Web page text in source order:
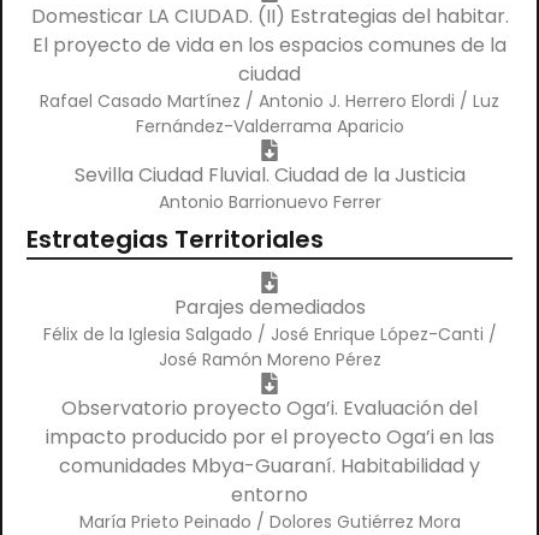
Domesticar LA CIUDAD. (II) Estrategias del habitar.
El proyecto de vida en los espacios comunes de la
ciudad
Rafael Casado Martínez / Antonio J. Herrero Elordi / Luz
Fernández-Valderrama Aparicio
Sevilla Ciudad Fluvial. Ciudad de la Justicia
Antonio Barrionuevo Ferrer
Estrategias Territoriales
Parajes demediados
Félix de la Iglesia Salgado / José Enrique López-Canti /
José Ramón Moreno Pérez
Observatorio proyecto Oga’i. Evaluación del
impacto producido por el proyecto Oga’i en las
comunidades Mbya-Guaraní. Habitabilidad y
entorno
María Prieto Peinado / Dolores Gutiérrez Mora